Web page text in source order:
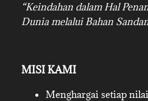
“Keindahan dalam Hal
Dunia melalui Bahan
MISI KAMI
Menghargai setiap